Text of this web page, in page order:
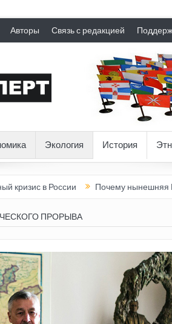
Авторы Связь с редакцией
Экология История
России Почему нынешняя Россия
ПРОРЫВА